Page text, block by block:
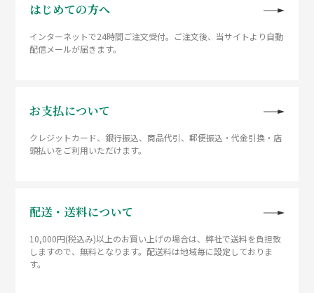
はじめての方へ
インターネットで24時間ご注文受付。ご注文後、当サイトより自動
配信メールが届きます。
お支払について
クレジットカード、銀行振込、商品代引、郵便振込・代金引換・店
頭払いをご利用いただけます。
配送・送料について
10,000円(税込み)以上のお買い上げの場合は、弊社で送料を負担致
しますので、無料となります。配送料は地域毎に設定しておりま
す。